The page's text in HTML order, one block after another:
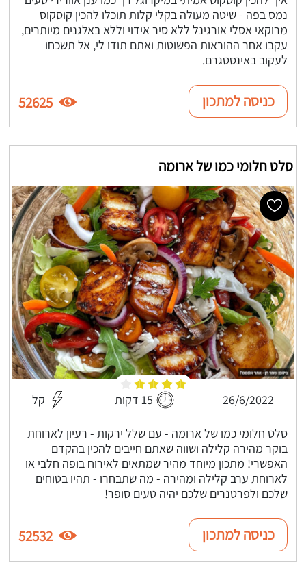
נמס בפה - שיטה מעולה בקלי קלות תוכלו להכין קוסקוס
מרוקאי אסלי אורגינל ללא סיר אידוי וללא באלגנים מיותרים,
עקבו אחר ההוראות הפשוטות ואתם תודו לי, אל תשכחו
לעקוב באינסטגרם.
כניסה למתכון 52625
סלט חלומי כמו של ארומה
26/6/2022 15 דקות קל
סלט חלומי כמו של ארומה - עם שלל ירקות - רעיון לארוחת
בוקר מהירה קלילה ושווה שאתם חייבים להכין בהקדם
האפשרי! מתכון מיוחד מהיר שמתאים לאירוח בופה חלבי או
לארוחת ערב קלילה ומהירה - מה שתבחרו - תהיו בטוחים
שלכם ולפרטנרים שלכם יהיה טעים סופר!
כניסה למתכון 52532